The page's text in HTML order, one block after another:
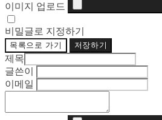
이미지 업로드
비밀글로 지정하기
목록으로 가기 저장하기
제목
글쓴이
이메일